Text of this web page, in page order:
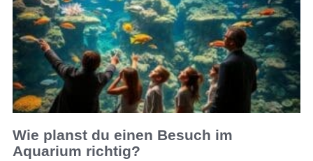
Wie planst du einen Besuch im
Aquarium richtig?